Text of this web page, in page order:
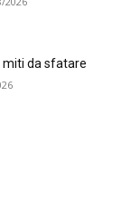
da sfatare